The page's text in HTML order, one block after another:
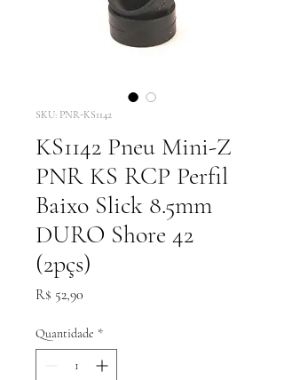
SKU: PNR-KS1142
KS1142 Pneu Mini-Z
PNR KS RCP Perfil
Baixo Slick 8.5mm
DURO Shore 42
(2pçs)
R$ 52,90
Quantidade *